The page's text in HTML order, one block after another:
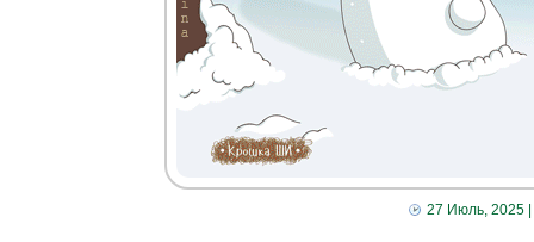
27 Июль, 2025